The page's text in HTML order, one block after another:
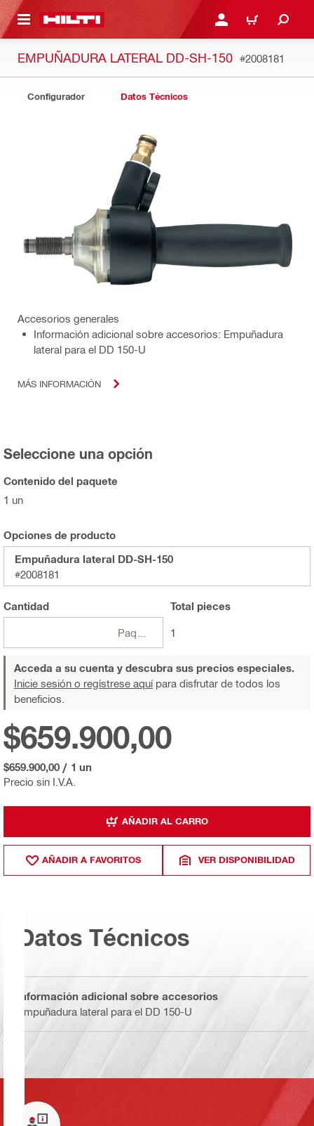
PRINCIPAL INICIE SESIÓN O
CARRITO
EMPUÑADURA LATERAL DD-SH-150 #2008181
Configurador Datos Técnicos
Accesorios generales
Información adicional sobre accesorios: Empuñadura
lateral para el DD 150-U
MÁS INFORMACIÓN
Seleccione una opción
Contenido del paquete
1 un
Opciones de producto
Empuñadura lateral DD-SH-150
#2008181
Cantidad Total pieces
1
Acceda a su cuenta y descubra sus precios especiales.
Inicie sesión o regístrese aquípara disfrutar de todos los
beneficios.
Precio sin I.V.A.
$659.900,00
$659.900,00 / 1 un
AÑADIR AL CARRO
AÑADIR A FAVORITOS VER DISPONIBILIDAD
Datos Técnicos
Información adicional sobre accesorios
Empuñadura lateral para el DD 150-U